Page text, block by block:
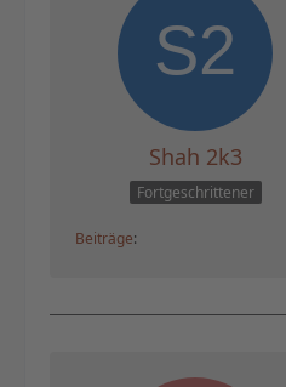
Shah 2k3
Fortgeschrittener
Beiträge